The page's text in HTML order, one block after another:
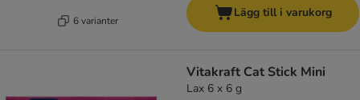
6 varianter
Lägg till i varukorg
Vitakraft Cat Stick Mini
Lax 6 x 6 g